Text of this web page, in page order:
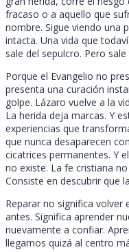
fracaso o a aquello que
nombre. Sigue viendo una
intacta. Una vida que
sale del sepulcro. Pero
Porque el Evangelio no
presenta una curación
golpe. Lázaro vuelve a la
La herida deja marcas. Y
experiencias que
que nunca desaparecen
cicatrices permanentes. Y
no existe. La fe cristiana
Consiste en descubrir que
Reparar no significa volver
antes. Significa aprender
nuevamente a confiar.
llegamos quizá al centro